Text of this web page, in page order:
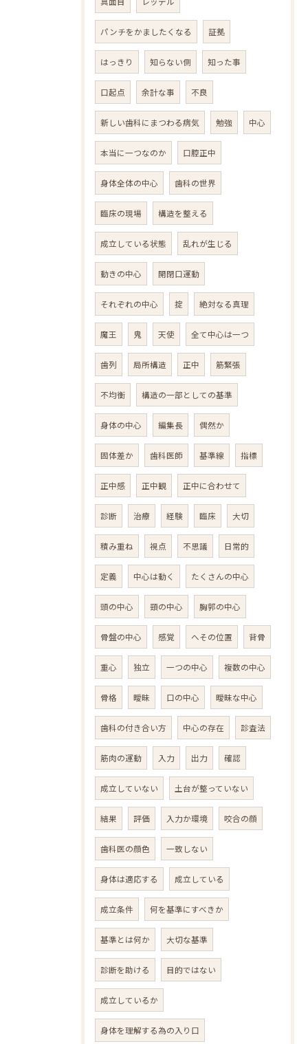
パンチをかましたくなる 証拠
はっきり 知らない側 知った事
口起点 余計な事 不良
新しい歯科にまつわる病気 勉強 中心
本当に一つなのか 口腔正中
身体全体の中心 歯科の世界
臨床の現場 構造を整える
成立している状態 乱れが生じる
動きの中心 開閉口運動
それぞれの中心 掟 絶対なる真理
魔王 鬼 天使 全て中心は一つ
歯列 局所構造 正中 筋緊張
不均衡 構造の一部としての基準
身体の中心 編集長 偶然か
固体差か 歯科医師 基準線 指標
正中感 正中観 正中に合わせて
診断 治療 経験 臨床 大切
積み重ね 視点 不思議 日常的
定義 中心は動く たくさんの中心
頭の中心 頸の中心 胸郭の中心
骨盤の中心 感覚 へその位置 背骨
重心 独立 一つの中心 複数の中心
骨格 曖昧 口の中心 曖昧な中心
歯科の付き合い方 中心の存在 診査法
筋肉の運動 入力 出力 確認
成立していない 土台が整っていない
結果 評価 入力か環境 咬合の顔
歯科医の顔色 一致しない
身体は適応する 成立している
成立条件 何を基準にすべきか
基準とは何か 大切な基準
診断を助ける 目的ではない
成立しているか
身体を理解する為の入り口